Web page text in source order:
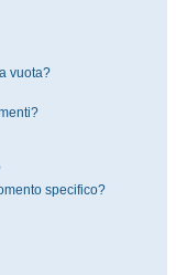
vuota?
specifico?